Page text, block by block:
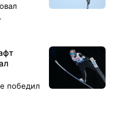
победил